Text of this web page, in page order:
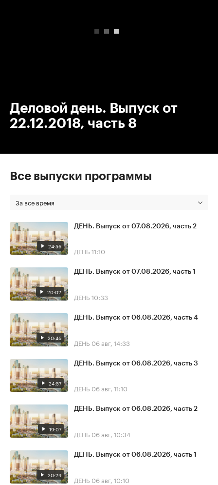
Деловой день. Выпуск от
22.12.2018, часть 8
Все выпуски программы
За все время
24:56
ДЕНЬ. Выпуск от 07.08.2026, часть 2
ДЕНЬ 11:10
20:02
ДЕНЬ. Выпуск от 07.08.2026, часть 1
ДЕНЬ 10:33
20:46
ДЕНЬ. Выпуск от 06.08.2026, часть 4
ДЕНЬ 06 авг, 14:33
24:57
ДЕНЬ. Выпуск от 06.08.2026, часть 3
ДЕНЬ 06 авг, 11:10
19:07
ДЕНЬ. Выпуск от 06.08.2026, часть 2
ДЕНЬ 06 авг, 10:34
20:29
ДЕНЬ. Выпуск от 06.08.2026, часть 1
ДЕНЬ 06 авг, 10:10